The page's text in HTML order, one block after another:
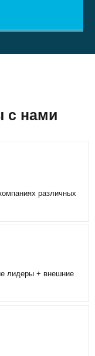
минусы.
Культуры
с нами
различных
лидеры + внешние